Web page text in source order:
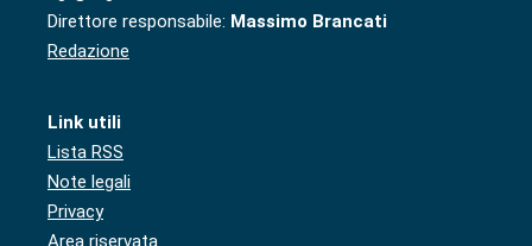
Direttore responsabile: Massimo Brancati
Redazione
Link utili
Lista RSS
Note legali
Privacy
Area riservata